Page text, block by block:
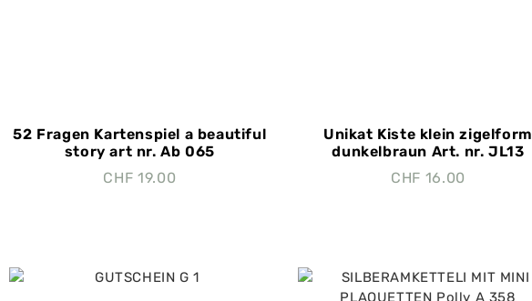
52 Fragen Kartenspiel a beautiful
story art nr. Ab 065
CHF 19.00
Unikat Kiste klein zigelform
dunkelbraun Art. nr. JL13
CHF 16.00